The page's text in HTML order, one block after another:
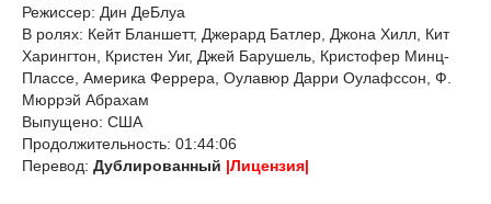
Режиссер: Дин ДеБлуа
В ролях: Кейт Бланшетт, Джерард Батлер, Джона Хилл, Кит
Харингтон, Кристен Уиг, Джей Барушель, Кристофер Минц-
Плассе, Америка Феррера, Оулавюр Дарри Оулафссон, Ф.
Мюррэй Абрахам
Выпущено: США
Продолжительность: 01:44:06
Перевод: Дублированный |Лицензия|